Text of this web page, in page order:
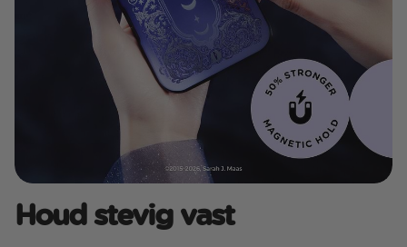
Houd stevig vast